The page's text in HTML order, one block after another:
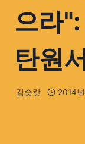
으라
탄원
김슷캇 2014